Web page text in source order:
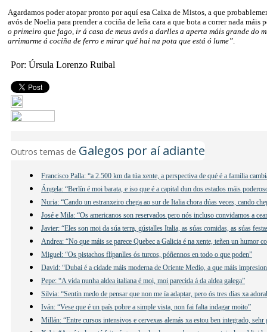
Agardamos poder atopar pronto por aquí esa Caixa de Mistos, a que
avós de Noelia para prender a cociña de leña cara a que bota a correr nada máis
o primeiro que fago, ir á casa de meus avós a darlles a aperta máis grande do
arrimarme á cociña de ferro e mirar qué hai na pota que está ó lume”
Por: Úrsula Lorenzo Ruibal
Outros temas de Galegos por aí adiante
Francisco Palla: “a 2.500 km da túa xente, a perspectiva de qué é a familia
Ángela: “Berlín é moi barata, e iso que é a capital dun dos estados máis
Nuria: “Cando un estranxeiro chega ao sur de Italia chora dúas veces, cando
José e Mila: “Os americanos son reservados pero nós incluso convidamos a
Javier: “Eles son moi da súa terra, gústalles Italia, as súas comidas, as súas
Andrea: “No que máis se parece Quebec a Galicia é na xente, teñen un humor
Miguel: “Os pistachos flípanlles ós turcos, póñennos en todo o que poden”
David: “Dubai é a cidade máis moderna de Oriente Medio, a que máis
Pepe: “A vida nunha aldea italiana é moi, moi parecida á da aldea galega”
Silvia: “Sentín medo de pensar que non me ía adaptar, pero ós tres días xa
Iván: “Vese que é un país pobre a simple vista, non fai falta indagar moito”
Millán: “Entre cursos intensivos e cervexas alemás xa estou ben integrado, sehr